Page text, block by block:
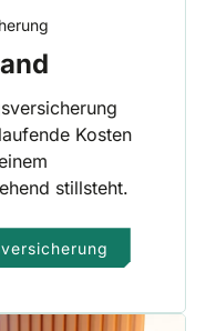
Kosten
stillsteht.